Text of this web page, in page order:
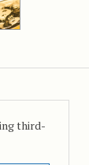
third-